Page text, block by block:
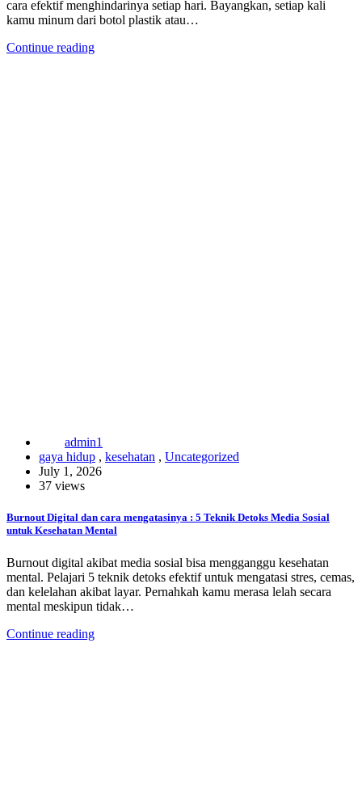
cara efektif menghindarinya setiap hari. Bayangkan, setiap kali
kamu minum dari botol plastik atau…
Continue reading
admin1
gaya hidup , kesehatan , Uncategorized
July 1, 2026
37 views
Burnout Digital dan cara mengatasinya : 5 Teknik Detoks Media Sosial
untuk Kesehatan Mental
Burnout digital akibat media sosial bisa mengganggu kesehatan
mental. Pelajari 5 teknik detoks efektif untuk mengatasi stres, cemas,
dan kelelahan akibat layar. Pernahkah kamu merasa lelah secara
mental meskipun tidak…
Continue reading